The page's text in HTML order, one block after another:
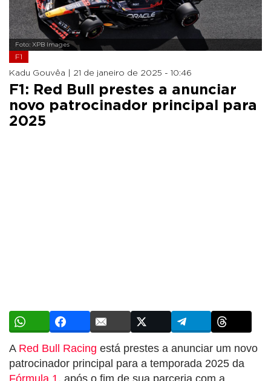
Foto: XPB Images
F1
Kadu Gouvêa | 21 de janeiro de 2025 - 10:46
F1: Red Bull prestes a anunciar
novo patrocinador principal para
2025
A Red Bull Racing está prestes a anunciar um novo
patrocinador principal para a temporada 2025 da
Fórmula 1, após o fim de sua parceria com a